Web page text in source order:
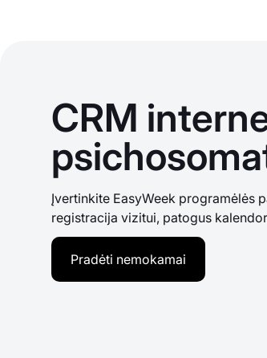
CRM
Įvertinkite EasyWeek programėlės
registracija vizitui, patogus
Pradėti nemokamai